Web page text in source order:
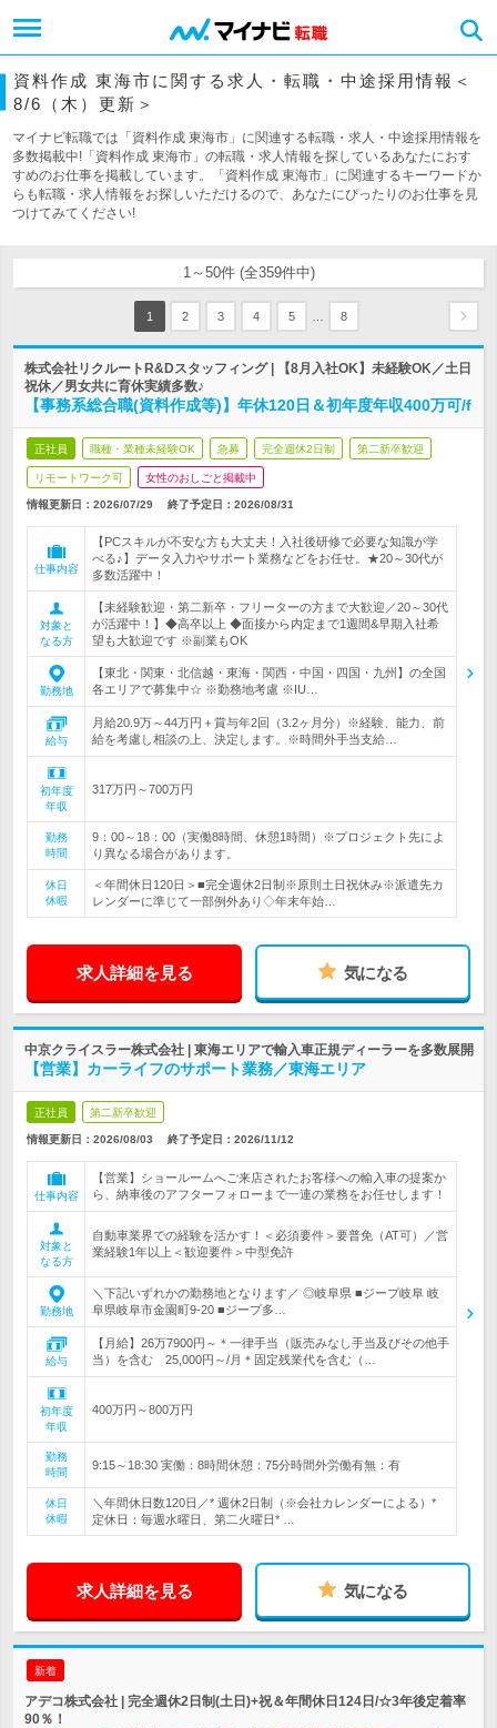
資料作成 東海市に関する求人・転職・中途採用情報＜
8/6（木）更新＞
マイナビ転職では「資料作成 東海市」に関連する転職・求人・中途採用情報を
多数掲載中!「資料作成 東海市」の転職・求人情報を探しているあなたにおす
すめのお仕事を掲載しています。「資料作成 東海市」に関連するキーワードか
らも転職・求人情報をお探しいただけるので、あなたにぴったりのお仕事を見
つけてみてください!
1～50件 (全359件中)
1 2 3 4 5 8
株式会社リクルートR&Dスタッフィング | 【8月入社OK】未経験OK／土日
祝休／男女共に育休実績多数♪
【事務系総合職(資料作成等)】年休120日＆初年度年収400万可/f
正社員 職種・業種未経験OK 急募 完全週休2日制 第二新卒歓迎
リモートワーク可 女性のおしごと掲載中
情報更新日：2026/07/29 終了予定日： 2026/08/31
仕事内容
【PCスキルが不安な方も大丈夫！入社後研修で必要な知識が学
べる♪】データ入力やサポート業務などをお任せ。★20～30代が
多数活躍中！
対象と
なる方
【未経験歓迎・第二新卒・フリーターの方まで大歓迎／20～30代
が活躍中！】◆高卒以上 ◆面接から内定まで1週間&早期入社希
望も大歓迎です ※副業もOK
勤務地
【東北・関東・北信越・東海・関西・中国・四国・九州】の全国
各エリアで募集中☆ ※勤務地考慮 ※IU…
給与
月給20.9万～44万円＋賞与年2回（3.2ヶ月分）※経験、能力、前
給を考慮し相談の上、決定します。※時間外手当支給…
初年度
年収
317万円～700万円
勤務
時間
9：00～18：00（実働8時間、休憩1時間）※プロジェクト先によ
り異なる場合があります。
休日
休暇
＜年間休日120日＞■完全週休2日制※原則土日祝休み※派遣先カ
レンダーに準じて一部例外あり◇年末年始…
求人詳細を見る 気になる
中京クライスラー株式会社 | 東海エリアで輸入車正規ディーラーを多数展開
【営業】カーライフのサポート業務／東海エリア
正社員 第二新卒歓迎
情報更新日：2026/08/03 終了予定日： 2026/11/12
仕事内容
【営業】ショールームへご来店されたお客様への輸入車の提案か
ら、納車後のアフターフォローまで一連の業務をお任せします！
対象と
なる方
自動車業界での経験を活かす！＜必須要件＞要普免（AT可）／営
業経験1年以上＜歓迎要件＞中型免許
勤務地
＼下記いずれかの勤務地となります／ ◎岐阜県 ■ジープ岐阜 岐
阜県岐阜市金園町9-20 ■ジープ多…
給与
【月給】26万7900円～＊一律手当（販売みなし手当及びその他手
当）を含む 25,000円～/月＊固定残業代を含む（…
初年度
年収
400万円～800万円
勤務
時間
9:15～18:30 実働：8時間休憩：75分時間外労働有無：有
休日
休暇
＼年間休日数120日／* 週休2日制（※会社カレンダーによる）*
定休日：毎週水曜日、第二火曜日* …
求人詳細を見る 気になる
新着
アデコ株式会社 | 完全週休2日制(土日)+祝＆年間休日124日/☆3年後定着率
90％！